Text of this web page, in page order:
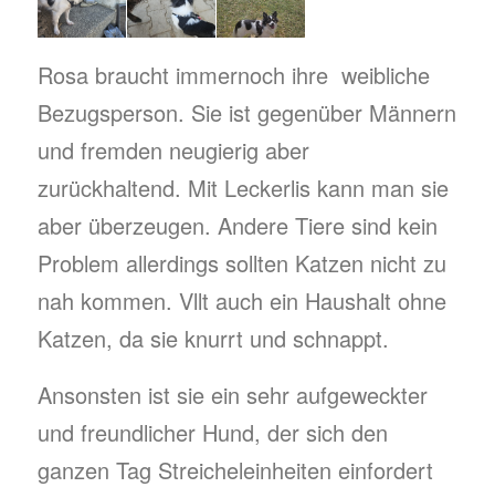
Rosa braucht immernoch ihre weibliche
Bezugsperson. Sie ist gegenüber Männern
und fremden neugierig aber
zurückhaltend. Mit Leckerlis kann man sie
aber überzeugen. Andere Tiere sind kein
Problem allerdings sollten Katzen nicht zu
nah kommen. Vllt auch ein Haushalt ohne
Katzen, da sie knurrt und schnappt.
Ansonsten ist sie ein sehr aufgeweckter
und freundlicher Hund, der sich den
ganzen Tag Streicheleinheiten einfordert